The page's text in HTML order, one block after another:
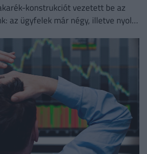
konstrukciót vezetett be az
az ügyfelek már négy, illetve nyolc